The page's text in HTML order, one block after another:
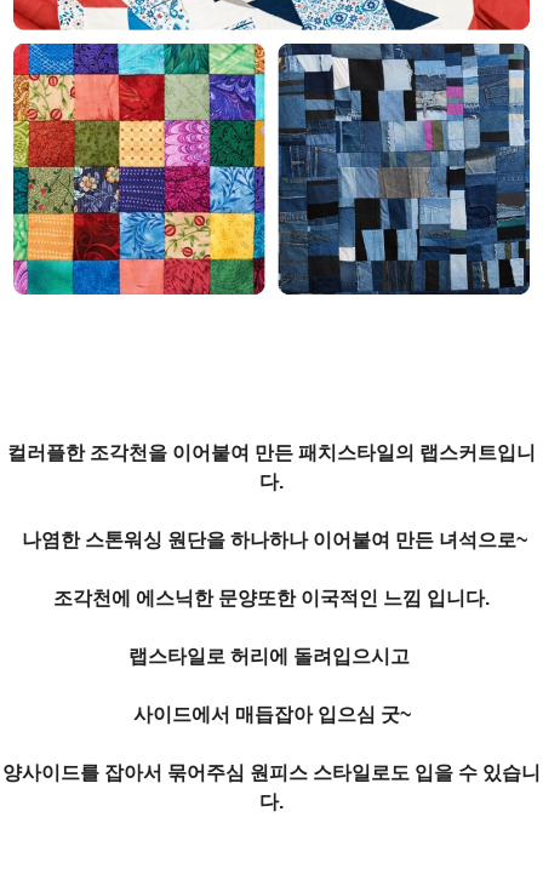
컬러플한 조각천을 이어붙여 만든 패치스타일의 랩스커트입니
다.
나염한 스톤워싱 원단을 하나하나 이어붙여 만든 녀석으로~
조각천에 에스닉한 문양또한 이국적인 느낌 입니다.
랩스타일로 허리에 돌려입으시고
사이드에서 매듭잡아 입으심 굿~
양사이드를 잡아서 묶어주심 원피스 스타일로도 입을 수 있습니
다.